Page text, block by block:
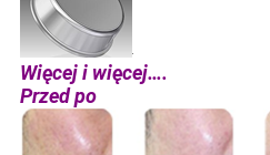
Więcej i więcej….
Przed po